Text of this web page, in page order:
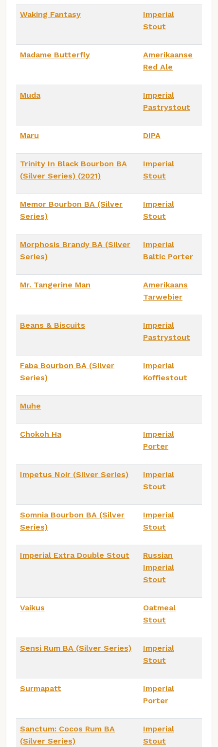
Waking Fantasy
Imperial
Stout
Madame Butterfly
Amerikaanse
Red Ale
Muda
Imperial
Pastrystout
Maru DIPA
Trinity In Black Bourbon BA
(Silver Series) (2021)
Imperial
Stout
Memor Bourbon BA (Silver
Series)
Imperial
Stout
Morphosis Brandy BA (Silver
Series)
Imperial
Baltic Porter
Mr. Tangerine Man
Amerikaans
Tarwebier
Beans & Biscuits
Imperial
Pastrystout
Faba Bourbon BA (Silver
Series)
Imperial
Koffiestout
Muhe
Chokoh Ha
Imperial
Porter
Impetus Noir (Silver Series)
Imperial
Stout
Somnia Bourbon BA (Silver
Series)
Imperial
Stout
Imperial Extra Double Stout
Russian
Imperial
Stout
Vaikus
Oatmeal
Stout
Sensi Rum BA (Silver Series)
Imperial
Stout
Surmapatt
Imperial
Porter
Sanctum: Cocos Rum BA
(Silver Series)
Imperial
Stout